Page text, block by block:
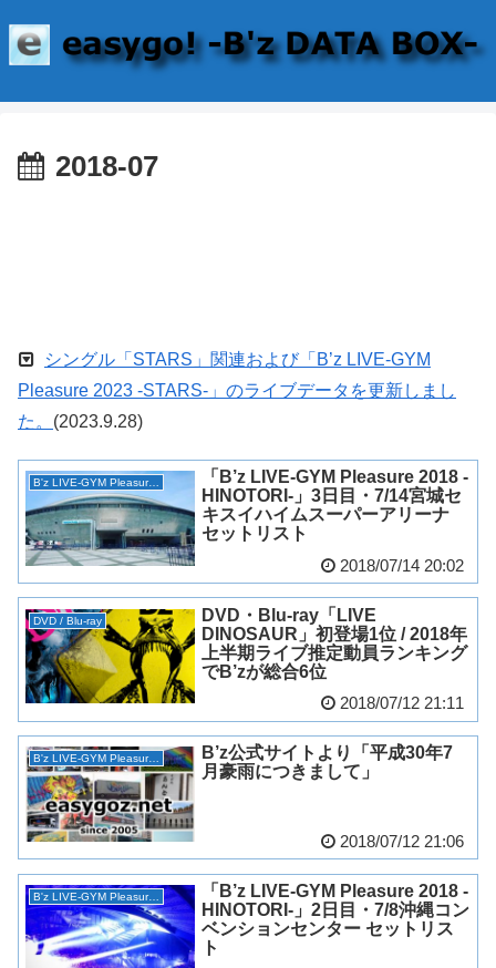
2018-07
シングル「STARS」関連および「B’z LIVE-GYM
Pleasure 2023 -STARS-」のライブデータを更新しまし
た。 (2023.9.28)
B'z LIVE-GYM Pleasure 2018 -HINOTORI-
「B’z LIVE-GYM Pleasure 2018 -
HINOTORI-」3日目・7/14宮城セ
キスイハイムスーパーアリーナ
セットリスト
2018/07/14 20:02
DVD / Blu-ray
DVD・Blu-ray「LIVE
DINOSAUR」初登場1位 / 2018年
上半期ライブ推定動員ランキング
でB’zが総合6位
2018/07/12 21:11
B'z LIVE-GYM Pleasure 2018 -HINOTORI-
B’z公式サイトより「平成30年7
月豪雨につきまして」
2018/07/12 21:06
B'z LIVE-GYM Pleasure 2018 -HINOTORI-
「B’z LIVE-GYM Pleasure 2018 -
HINOTORI-」2日目・7/8沖縄コン
ベンションセンター セットリス
ト